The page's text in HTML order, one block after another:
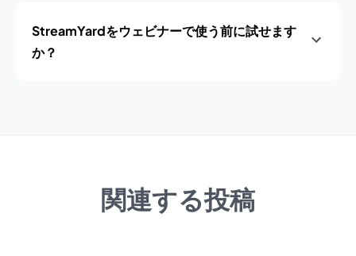
StreamYardをウェビナーで使う前に試せます
か？
関連する投稿